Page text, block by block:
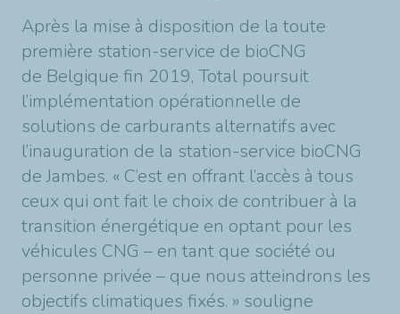
Après la mise à disposition de la toute
première station-service de bioCNG
de Belgique fin 2019, Total poursuit
l’implémentation opérationnelle de
solutions de carburants alternatifs avec
l’inauguration de la station-service bioCNG
de Jambes. « C’est en offrant l’accès à tous
ceux qui ont fait le choix de contribuer à la
transition énergétique en optant pour les
véhicules CNG – en tant que société ou
personne privée – que nous atteindrons les
objectifs climatiques fixés. » souligne